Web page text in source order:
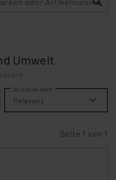
Umwelt
Sortieren nach
Relevanz
Seite 1 von 1